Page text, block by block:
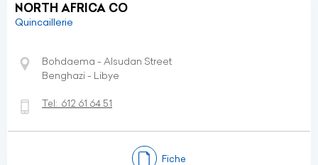
NORTH AFRICA CO
Quincaillerie
Bohdaema - Alsudan Street
Benghazi - Libye
Tel: 612 61 64 51
Fiche